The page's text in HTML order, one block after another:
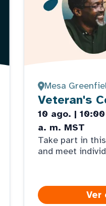
Mesa
Veteran's
10 ago. |
a. m. MST
Take part in
and meet
Ver